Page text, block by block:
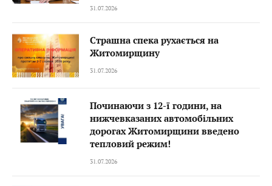
31.07.2026
Страшна спека рухається на
Житомирщину
31.07.2026
Починаючи з 12-ї години, на
нижчевказаних автомобільних
дорогах Житомирщини введено
тепловий режим!
31.07.2026